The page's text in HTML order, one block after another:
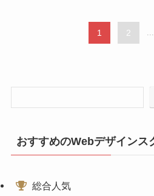
1 2 ...
おすすめのWebデザインス
総合人気